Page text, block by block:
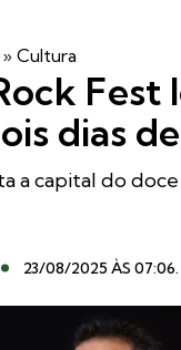
» Cultura
Fest
dias
a capital do
23/08/2025 ÀS 07:06.